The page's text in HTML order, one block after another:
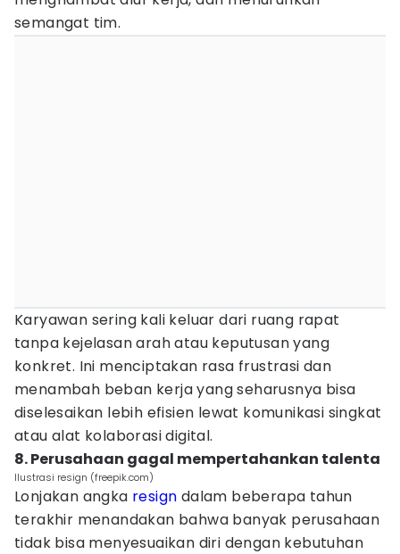
semangat tim.
Karyawan sering kali keluar dari ruang rapat
tanpa kejelasan arah atau keputusan yang
konkret. Ini menciptakan rasa frustrasi dan
menambah beban kerja yang seharusnya bisa
diselesaikan lebih efisien lewat komunikasi singkat
atau alat kolaborasi digital.
8. Perusahaan gagal mempertahankan talenta
Ilustrasi resign (freepik.com)
Lonjakan angka resign dalam beberapa tahun
terakhir menandakan bahwa banyak perusahaan
tidak bisa menyesuaikan diri dengan kebutuhan